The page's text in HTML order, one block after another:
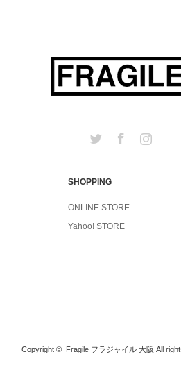
Twitter Facebook
SHOPPING
ONLINE STORE
Yahoo! STORE
Copyright © Fragile フラジャイル 大阪 All